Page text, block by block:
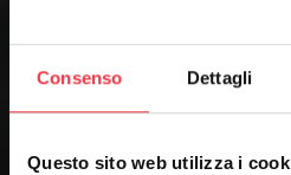
Consenso Dettagli
Questo sito web utilizza i
semplice utilizzo.
metro con la tecnologia
garantisce il miglior
perfetta omogeneità